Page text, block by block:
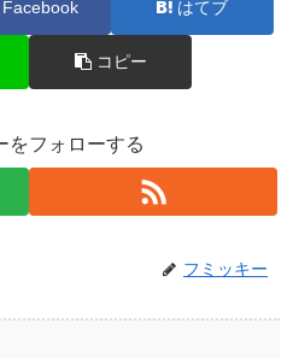
Facebook はてブ
コピー
をフォローする
フミッキー